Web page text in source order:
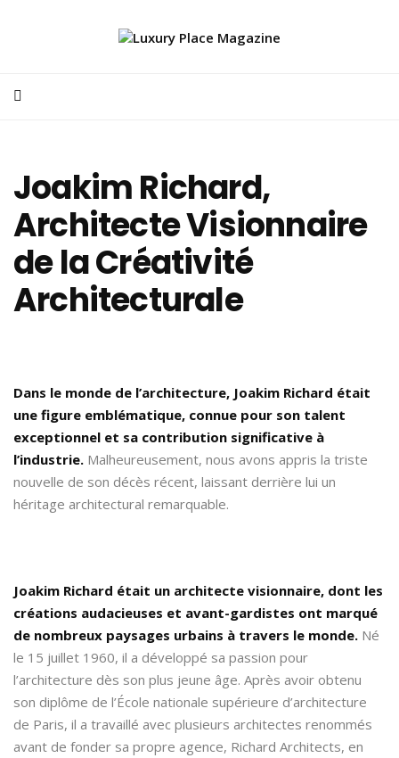
Joakim Richard,
Architecte Visionnaire
de la Créativité
Architecturale
Dans le monde de l’architecture, Joakim Richard était
une figure emblématique, connue pour son talent
exceptionnel et sa contribution significative à
l’industrie. Malheureusement, nous avons appris la triste
nouvelle de son décès récent, laissant derrière lui un
héritage architectural remarquable.
Joakim Richard était un architecte visionnaire, dont les
créations audacieuses et avant-gardistes ont marqué
de nombreux paysages urbains à travers le monde. Né
le 15 juillet 1960, il a développé sa passion pour
l’architecture dès son plus jeune âge. Après avoir obtenu
son diplôme de l’École nationale supérieure d’architecture
de Paris, il a travaillé avec plusieurs architectes renommés
avant de fonder sa propre agence, Richard Architects, en